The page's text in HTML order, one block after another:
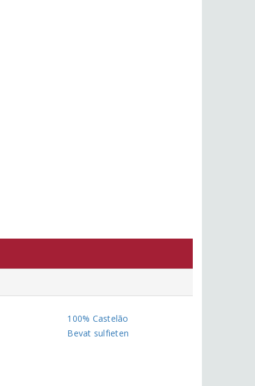
100% Castelão
Bevat sulfieten